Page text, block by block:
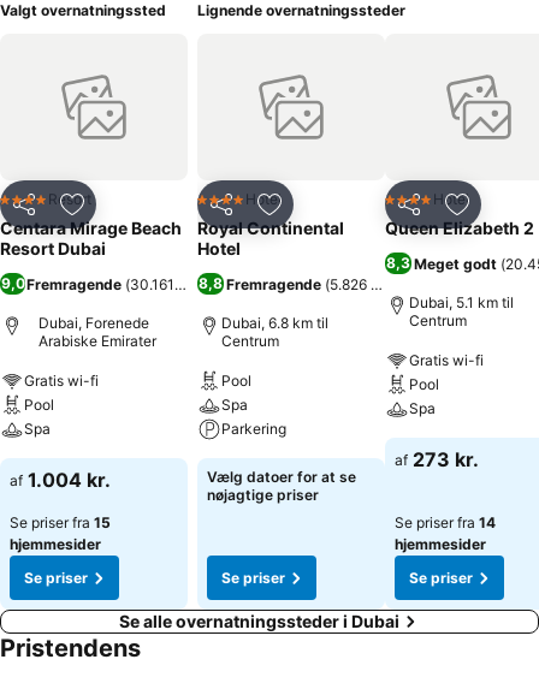
Valgt overnatningssted
Del Føj til favoritter
4 StjernerResort
Centara Mirage Beach
Resort Dubai
9,0Fremragende (30.161 bedømmelser)
Dubai, Forenede
Arabiske Emirater
Gratis wi-fi
Pool
Spa
af 1.004 kr.
Se priser fra 15
hjemmesider
Se priser
Lignende overnatningssteder
Del Føj til favoritter
4 StjernerHotel
Royal Continental
Hotel
8,8 Fremragende (5.826 bedømmelser
Dubai, 6.8 km til
Centrum
Pool
Spa
Parkering
Vælg datoer for at se
nøjagtige priser
Se priser
Del Føj til
4 StjernerHotel
Queen Elizabeth 2
8,3 Meget godt (
Dubai, 5.1 km til
Centrum
Gratis wi-fi
Pool
Spa
af 273 kr.
Se priser fra 14
hjemmesider
Se priser
Se alle overnatningssteder i Dubai
Pristendens